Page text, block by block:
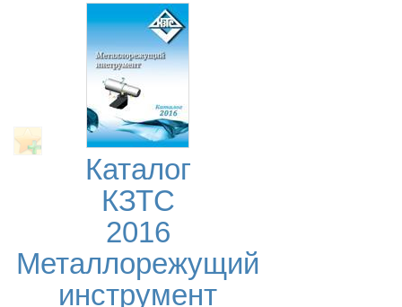
Каталог
КЗТС
2016
Металлорежущий
инструмент